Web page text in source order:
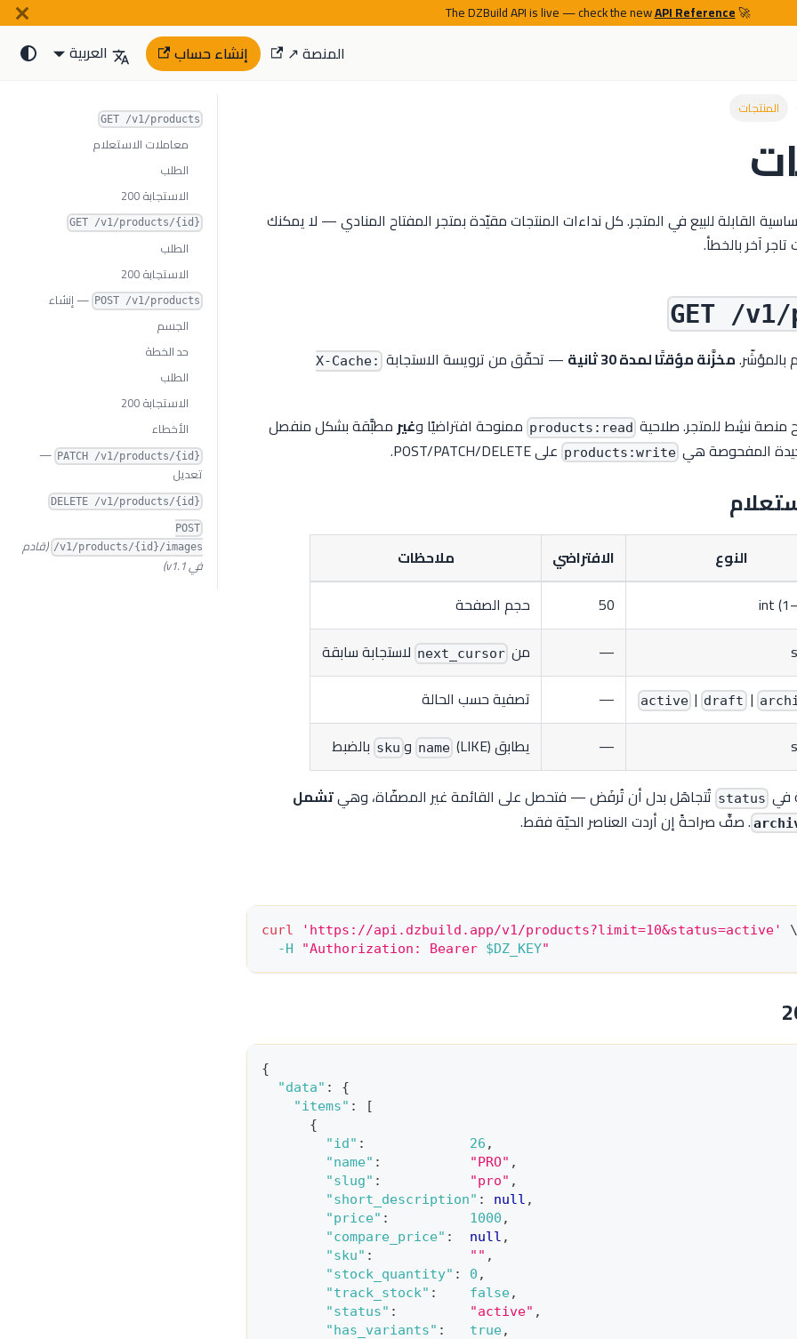
🚀 The DZBuild API is live — check the new
API Reference
المنصة ↗ إنشاء حساب
العربية
المنتجات
القابلة للبيع في المتجر. كل نداءات المنتجات مقيّدة بمتجر المفتاح المنادي — لا يمكنك
تاجر آخر بالخطأ.
GET /
بالمؤشّر.مخزَّنة مؤقتًا لمدة 30 ثانية — تحقّق من ترويسة الاستجابة X-Cache:
منصة نشِط للمتجر. صلاحية products:read ممنوحة افتراضيًا وغيرمطبَّقة بشكل منفصل
products:write على POST/PATCH/DELETE.
النوع الافتراضي ملاحظات
int
50 حجم الصفحة
— من next_cursor لاستجابة سابقة
active | draft |
— تصفية حسب الحالة
— يطابق name (LIKE) و sku بالضبط
في status تُتجاهَل بدل أن تُرفَض — فتحصل على القائمة غير المصفّاة، وهيتشمل
. صفِّ صراحةً إن أردت العناصر الحيّة فقط.
curl 'https://api.dzbuild.app/v1/products?limit=10&status=active'
\
-H
"Authorization: Bearer $DZ_KEY"
{
"data" :
{
"items" :
[
{
"id" : 26 ,
"name" : "PRO" ,
"slug" : "pro" ,
"short_description" : null ,
"price" : 1000 ,
"compare_price" : null ,
"sku" : "" ,
"stock_quantity" : 0 ,
"track_stock" : false,
"status" : "active" ,
"has_variants" : true,
GET /v1/products
معاملات الاستعلام
الطلب
الاستجابة 200
GET /v1/products/{id}
الطلب
الاستجابة 200
POST /v1/products — إنشاء
الجسم
حد الخطة
الطلب
الاستجابة 200
الأخطاء
PATCH /v1/products/{id}
—
تعديل
DELETE /v1/products/{id}
POST
/v1/products/{id}/images (قادم
في v1.1)